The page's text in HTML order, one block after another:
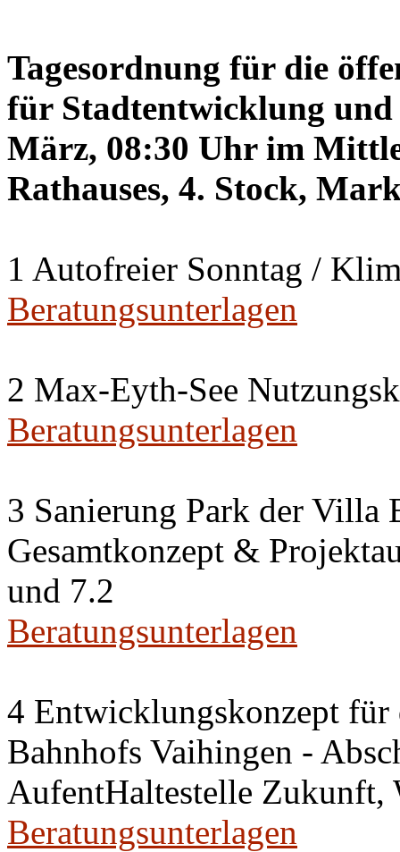
Tagesordnung für die
für Stadtentwicklung und
März, 08:30 Uhr im
Rathauses, 4. Stock,
1 Autofreier Sonntag /
Beratungsunterlagen
2 Max-Eyth-See
Beratungsunterlagen
3 Sanierung Park der Villa
Gesamtkonzept &
und 7.2
Beratungsunterlagen
4 Entwicklungskonzept für
Bahnhofs Vaihingen -
AufentHaltestelle Zukunft,
Beratungsunterlagen